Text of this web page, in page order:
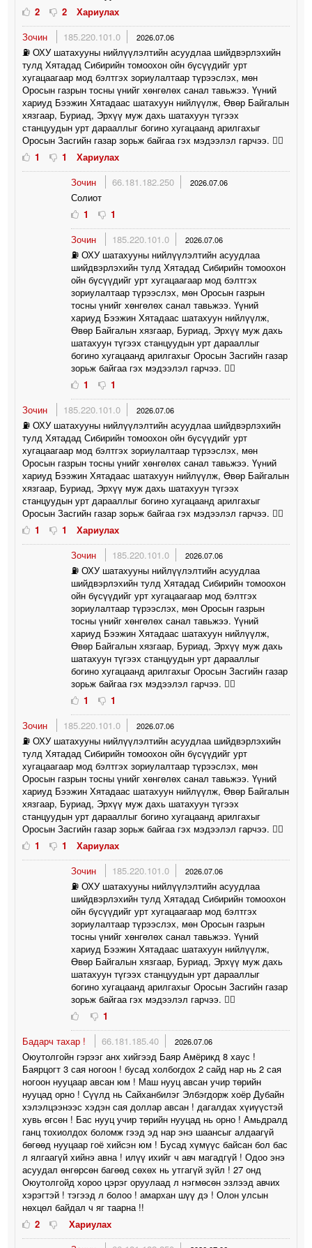
2
2
Хариулах
Зочин
185.220.101.0 2026.07.06
⛽️ ОХУ шатахууны нийлүүлэлтийн асуудлаа шийдвэрлэхийн
тулд Хятадад Сибирийн томоохон ойн бүсүүдийг урт
хугацаагаар мод бэлтгэх зориулалтаар түрээслэх, мөн
Оросын газрын тосны үнийг хөнгөлөх санал тавьжээ. Үүний
хариуд Бээжин Хятадаас шатахуун нийлүүлж, Өвөр Байгалын
хязгаар, Буриад, Эрхүү муж дахь шатахуун түгээх
станцуудын урт дарааллыг богино хугацаанд арилгахыг
Оросын Засгийн газар зорьж байгаа гэх мэдээлэл гарчээ. 🤦‍♀️
1
1
Хариулах
Зочин
66.181.182.250 2026.07.06
Солиот
1
1
Зочин
185.220.101.0 2026.07.06
⛽️ ОХУ шатахууны нийлүүлэлтийн асуудлаа
шийдвэрлэхийн тулд Хятадад Сибирийн томоохон
ойн бүсүүдийг урт хугацаагаар мод бэлтгэх
зориулалтаар түрээслэх, мөн Оросын газрын
тосны үнийг хөнгөлөх санал тавьжээ. Үүний
хариуд Бээжин Хятадаас шатахуун нийлүүлж,
Өвөр Байгалын хязгаар, Буриад, Эрхүү муж дахь
шатахуун түгээх станцуудын урт дарааллыг
богино хугацаанд арилгахыг Оросын Засгийн газар
зорьж байгаа гэх мэдээлэл гарчээ. 🤦‍♀️
1
1
Зочин
185.220.101.0 2026.07.06
⛽️ ОХУ шатахууны нийлүүлэлтийн асуудлаа шийдвэрлэхийн
тулд Хятадад Сибирийн томоохон ойн бүсүүдийг урт
хугацаагаар мод бэлтгэх зориулалтаар түрээслэх, мөн
Оросын газрын тосны үнийг хөнгөлөх санал тавьжээ. Үүний
хариуд Бээжин Хятадаас шатахуун нийлүүлж, Өвөр Байгалын
хязгаар, Буриад, Эрхүү муж дахь шатахуун түгээх
станцуудын урт дарааллыг богино хугацаанд арилгахыг
Оросын Засгийн газар зорьж байгаа гэх мэдээлэл гарчээ. 🤦‍♀️
1
1
Хариулах
Зочин
185.220.101.0 2026.07.06
⛽️ ОХУ шатахууны нийлүүлэлтийн асуудлаа
шийдвэрлэхийн тулд Хятадад Сибирийн томоохон
ойн бүсүүдийг урт хугацаагаар мод бэлтгэх
зориулалтаар түрээслэх, мөн Оросын газрын
тосны үнийг хөнгөлөх санал тавьжээ. Үүний
хариуд Бээжин Хятадаас шатахуун нийлүүлж,
Өвөр Байгалын хязгаар, Буриад, Эрхүү муж дахь
шатахуун түгээх станцуудын урт дарааллыг
богино хугацаанд арилгахыг Оросын Засгийн газар
зорьж байгаа гэх мэдээлэл гарчээ. 🤦‍♀️
1
1
Зочин
185.220.101.0 2026.07.06
⛽️ ОХУ шатахууны нийлүүлэлтийн асуудлаа шийдвэрлэхийн
тулд Хятадад Сибирийн томоохон ойн бүсүүдийг урт
хугацаагаар мод бэлтгэх зориулалтаар түрээслэх, мөн
Оросын газрын тосны үнийг хөнгөлөх санал тавьжээ. Үүний
хариуд Бээжин Хятадаас шатахуун нийлүүлж, Өвөр Байгалын
хязгаар, Буриад, Эрхүү муж дахь шатахуун түгээх
станцуудын урт дарааллыг богино хугацаанд арилгахыг
Оросын Засгийн газар зорьж байгаа гэх мэдээлэл гарчээ. 🤦‍♀️
1
1
Хариулах
Зочин
185.220.101.0 2026.07.06
⛽️ ОХУ шатахууны нийлүүлэлтийн асуудлаа
шийдвэрлэхийн тулд Хятадад Сибирийн томоохон
ойн бүсүүдийг урт хугацаагаар мод бэлтгэх
зориулалтаар түрээслэх, мөн Оросын газрын
тосны үнийг хөнгөлөх санал тавьжээ. Үүний
хариуд Бээжин Хятадаас шатахуун нийлүүлж,
Өвөр Байгалын хязгаар, Буриад, Эрхүү муж дахь
шатахуун түгээх станцуудын урт дарааллыг
богино хугацаанд арилгахыг Оросын Засгийн газар
зорьж байгаа гэх мэдээлэл гарчээ. 🤦‍♀️
1
Бадарч тахар !
66.181.185.40 2026.07.06
Оюутолгойн гэрээг анх хийгээд Баяр Амёрикд 8 хаус !
Баярцогт 3 сая ногоон ! бусад холбогдох 2 сайд нар нь 2 сая
ногоон нууцаар авсан юм ! Маш нууц авсан учир төрийн
нууцад орно ! Сүүлд нь Сайханбилэг Элбэгдорж хоёр Дубайн
хэлэлцээнээс хэдэн сая доллар авсан ! дагалдах хүиүүстэй
хувь өгсөн ! Бас нууц учир төрийн нууцад нь орно ! Амьдралд
ганц тохиолдох боломж гээд эд нар энэ шаансыг алдаагүй
бөгөөд нууцаар гоё хийсэн юм ! Бусад хүмүүс байсан бол бас
л ялгаагүй хийнэ авна ! илүү ихийг ч авч магадгүй ! Одоо энэ
асуудал өнгөрсөн багөөд сөхөх нь утгагүй зүйл ! 27 онд
Оюутолгойд хороо цэрэг оруулаад л нэгмөсөн эзлээд авчих
хэрэгтэй ! тэгээд л болоо ! амархан шүү дэ ! Олон улсын
нөхцөл байдал ч яг таарна !!
2
Хариулах